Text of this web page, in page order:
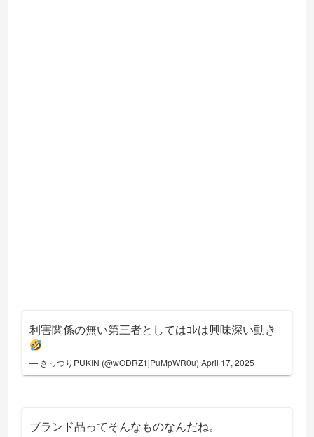
利害関係の無い第三者としてはｺﾚは興味深い動き
— きっつりPUKIN (@wODRZ1jPuMpWR0u)April 17, 2025
ブランド品ってそんなものなんだね。